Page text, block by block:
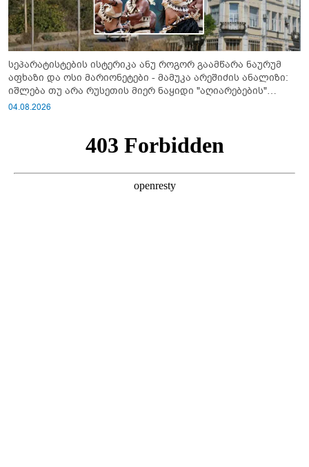
სეპარატისტების ისტერიკა ანუ როგორ გაამწარა ნაურუმ
აფხაზი და ოსი მარიონეტები - მამუკა არეშიძის ანალიზი:
იშლება თუ არა რუსეთის მიერ ნაყიდი "აღიარებების"
სისტემა?!
04.08.2026